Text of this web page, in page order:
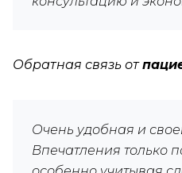
Обратная связь от
Очень удобная и
Впечатления только